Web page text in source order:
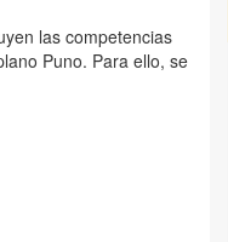
las competencias
Puno. Para ello, se